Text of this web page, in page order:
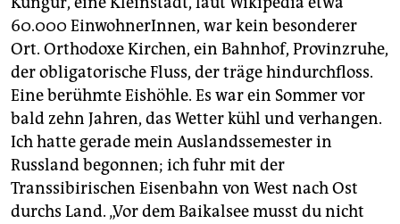
60.000 EinwohnerInnen, war kein besonderer
Ort. Orthodoxe Kirchen, ein Bahnhof, Provinzruhe,
der obligatorische Fluss, der träge hindurchfloss.
Eine berühmte Eishöhle. Es war ein Sommer vor
bald zehn Jahren, das Wetter kühl und verhangen.
Ich hatte gerade mein Auslandssemester in
Russland begonnen; ich fuhr mit der
Transsibirischen Eisenbahn von West nach Ost
durchs Land. „Vor dem Baikalsee musst du nicht